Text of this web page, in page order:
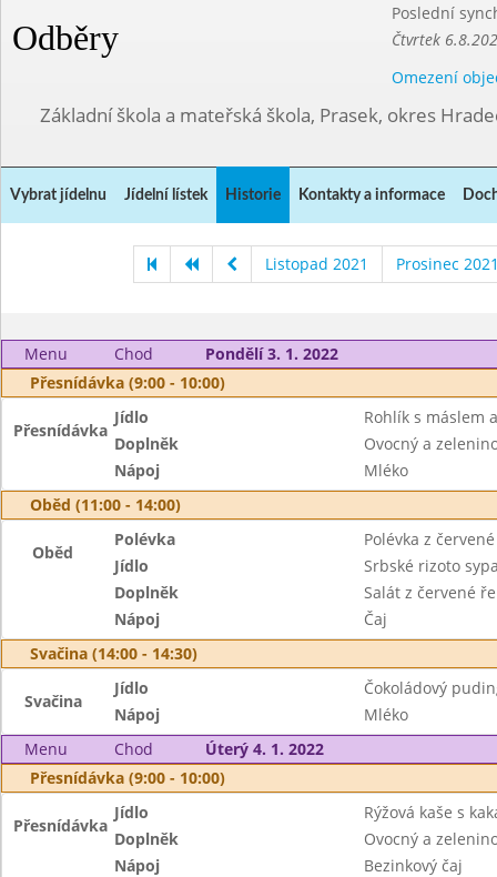
Odběry
Poslední
Čtvrtek
Omezení
Základní škola a mateřská škola, Prasek, okres
Vybrat jídelnu Jídelní lístek Historie Kontakty a informace
Listopad 2021 Prosinec
Menu Chod
Pondělí 3. 1. 2022
Přesnídávka (9:00 - 10:00)
Přesnídávka
Jídlo
Rohlík s máslem
Doplněk
Ovocný a
Nápoj
Mléko
Oběd (11:00 - 14:00)
Oběd
Polévka
Polévka z
Jídlo
Srbské rizoto
Doplněk
Salát z červené
Nápoj
Čaj
Svačina (14:00 - 14:30)
Svačina
Jídlo
Čokoládový
Nápoj
Mléko
Menu
Chod
Úterý 4. 1. 2022
Přesnídávka (9:00 - 10:00)
Přesnídávka
Jídlo
Rýžová kaše s
Doplněk
Ovocný a
Nápoj
Bezinkový čaj